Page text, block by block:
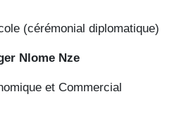
(cérémonial diplomatique)
Nlome Nze
et Commercial